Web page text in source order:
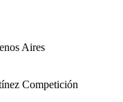
Aires
Competición